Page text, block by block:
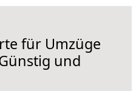
für Umzüge
und